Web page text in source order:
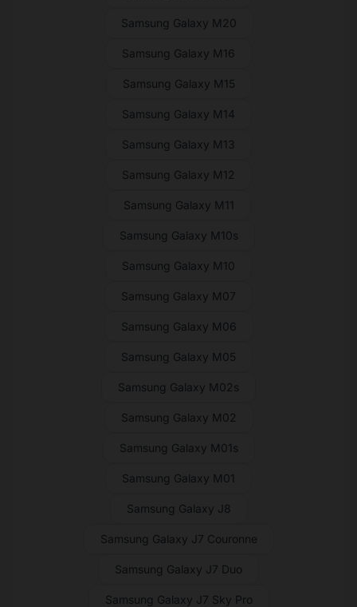
Samsung Galaxy M20
Samsung Galaxy M16
Samsung Galaxy M15
Samsung Galaxy M14
Samsung Galaxy M13
Samsung Galaxy M12
Samsung Galaxy M11
Samsung Galaxy M10s
Samsung Galaxy M10
Samsung Galaxy M07
Samsung Galaxy M06
Samsung Galaxy M05
Samsung Galaxy M02s
Samsung Galaxy M02
Samsung Galaxy M01s
Samsung Galaxy M01
Samsung Galaxy J8
Samsung Galaxy J7 Couronne
Samsung Galaxy J7 Duo
Samsung Galaxy J7 Sky Pro